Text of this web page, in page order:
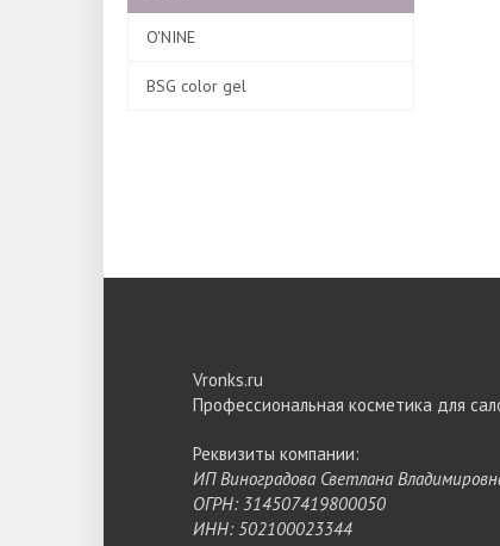
O'NINE
BSG color gel
Vronks.ru
Профессиональная косметика для
Реквизиты компании:
ИП Виноградова Светлана
ОГРН: 314507419800050
ИНН: 502100023344